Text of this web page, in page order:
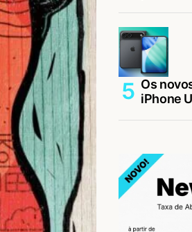
Os
iPhone